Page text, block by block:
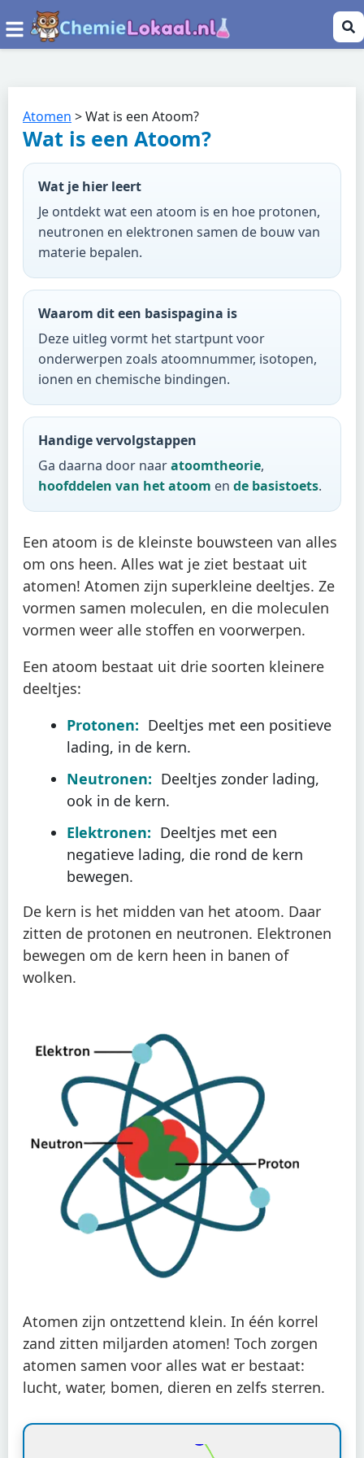
Atomen >Wat is een Atoom?
Wat is een Atoom?
Wat je hier leert
Je ontdekt wat een atoom is en hoe protonen,
neutronen en elektronen samen de bouw van
materie bepalen.
Waarom dit een basispagina is
Deze uitleg vormt het startpunt voor
onderwerpen zoals atoomnummer, isotopen,
ionen en chemische bindingen.
Handige vervolgstappen
Ga daarna door naaratoomtheorie,
hoofddelen van het atoom en de basistoets.
Een atoom is de kleinste bouwsteen van alles
om ons heen. Alles wat je ziet bestaat uit
atomen! Atomen zijn superkleine deeltjes. Ze
vormen samen moleculen, en die moleculen
vormen weer alle stoffen en voorwerpen.
Een atoom bestaat uit drie soorten kleinere
deeltjes:
Protonen: Deeltjes met een positieve
lading, in de kern.
Neutronen: Deeltjes zonder lading,
ook in de kern.
Elektronen: Deeltjes met een
negatieve lading, die rond de kern
bewegen.
De kern is het midden van het atoom. Daar
zitten de protonen en neutronen. Elektronen
bewegen om de kern heen in banen of
wolken.
Atomen zijn ontzettend klein. In één korrel
zand zitten miljarden atomen! Toch zorgen
atomen samen voor alles wat er bestaat:
lucht, water, bomen, dieren en zelfs sterren.